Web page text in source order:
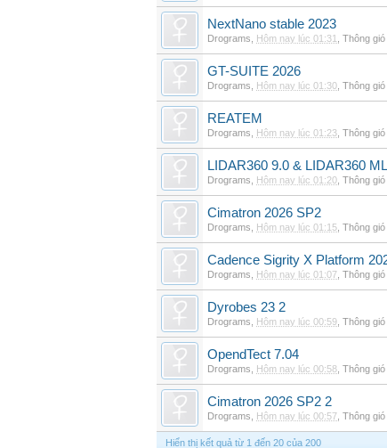
NextNano stable 2023
Drograms Hôm nay lúc 01:31 Thông
GT-SUITE 2026
Drograms Hôm nay lúc 01:30 Thông
REATEM
Drograms Hôm nay lúc 01:23 Thông
LIDAR360 9.0 & LIDAR360
Drograms Hôm nay lúc 01:20 Thông
Cimatron 2026 SP2
Drograms Hôm nay lúc 01:15 Thông
Cadence Sigrity X Platform
Drograms Hôm nay lúc 01:07 Thông
Dyrobes 23 2
Drograms Hôm nay lúc 00:59 Thông
OpendTect 7.04
Drograms Hôm nay lúc 00:58 Thông
Cimatron 2026 SP2 2
Drograms Hôm nay lúc 00:57 Thông
Hiển thị kết quả từ 1 đến 20 của 200